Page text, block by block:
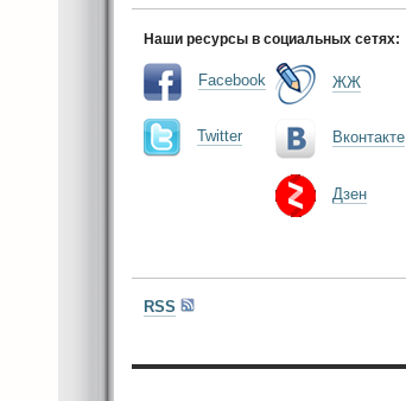
Наши ресурсы в социальных сетях:
Facebook
Twitter
ЖЖ
Вконтакте
Дзен
RSS